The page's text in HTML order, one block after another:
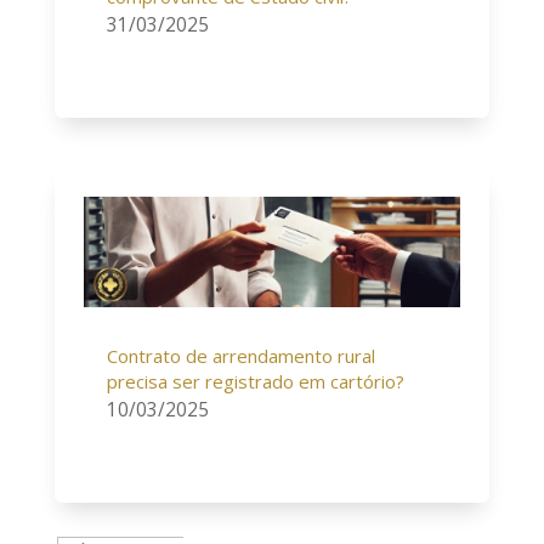
31/03/2025
Contrato de arrendamento rural
precisa ser registrado em cartório?
10/03/2025